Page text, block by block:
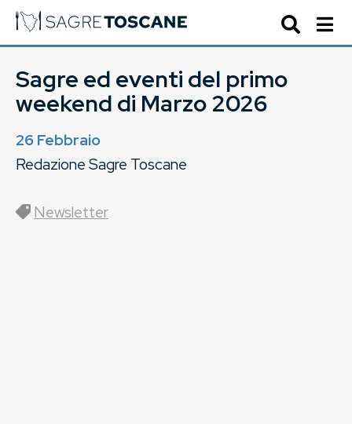
Sagre ed eventi del primo
weekend di Marzo 2026
26 Febbraio
Redazione Sagre Toscane
Newsletter